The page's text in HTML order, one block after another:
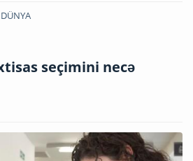
seçimini necə